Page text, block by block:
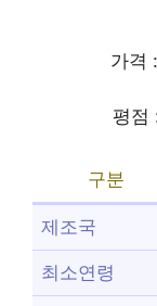
가격 :
평점
구분
제조국
최소연령